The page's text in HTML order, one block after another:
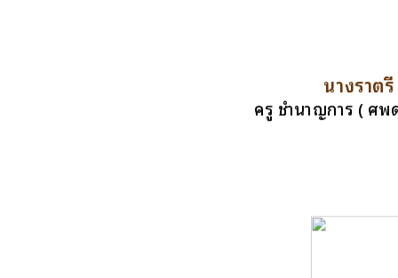
นางราต
ครู ชำนาญการ ( ศ